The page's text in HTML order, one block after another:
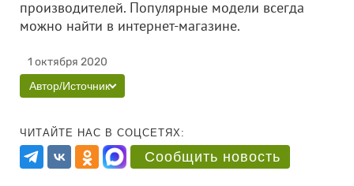
производителей. Популярные модели всегда
можно найти в интернет-магазине.
1 октября 2020
Автор/Источник
ЧИТАЙТЕ НАС В СОЦСЕТЯХ:
Сообщить новость